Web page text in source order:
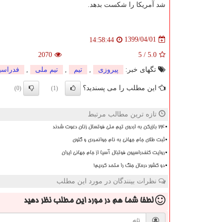
شد آمریکا را شکست بدهد.
1399/04/01
14:58:44
5.0
/
5
2070
تگهای خبر:
پیروزی تیم تیم ملی
این مطلب را می پسندید؟ (1)
(0)
تازه ترین مطالب مرتبط
۲۴ بازیکن به اردوی تیم ملی فوتسال زنان دعوت شدند
ثبت طلای جام جهانی به نام جوانمردی و گلوی
روایت کنفدراسیون فوتبال آسیا از جام جهانی ایران
دو کشور درحال جنگ را متحد کردیم!
نظرات بینندگان در مورد این مطلب
لطفا شما همدر مورد این مطلب نظر دهید